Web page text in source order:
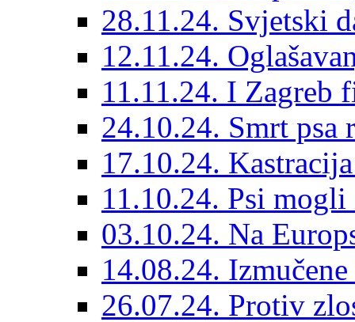
28.11.24. Svjetski
12.11.24.
11.11.24. I Zagreb
24.10.24. Smrt psa
17.10.24.
11.10.24. Psi
03.10.24. Na
14.08.24.
26.07.24. Protiv